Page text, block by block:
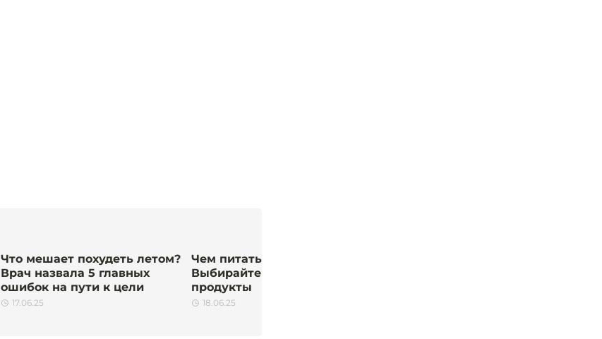
Что мешает похудеть летом?
Врач назвала 5 главных
ошибок на пути к цели
17.06.25
Чем питаться в жару?
Выбирайте увлажняющие
продукты
18.06.25